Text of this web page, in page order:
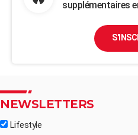
supplémentaires
NEWSLETTERS
Lifestyle